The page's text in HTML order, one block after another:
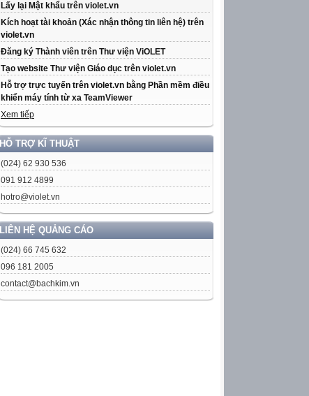
Lấy lại Mật khẩu trên violet.vn
Kích hoạt tài khoản (Xác nhận thông tin liên hệ) trên
violet.vn
Đăng ký Thành viên trên Thư viện ViOLET
Tạo website Thư viện Giáo dục trên violet.vn
Hỗ trợ trực tuyến trên violet.vn bằng Phần mềm điều
khiển máy tính từ xa TeamViewer
Xem tiếp
HỖ TRỢ KĨ THUẬT
(024) 62 930 536
091 912 4899
hotro@violet.vn
LIÊN HỆ QUẢNG CÁO
(024) 66 745 632
096 181 2005
contact@bachkim.vn